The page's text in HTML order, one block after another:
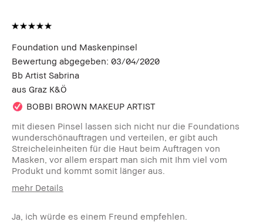
Foundation und Maskenpinsel
Bewertung abgegeben: 03/04/2020
Bb Artist Sabrina
aus Graz K&Ö
BOBBI BROWN MAKEUP ARTIST
mit diesen Pinsel lassen sich nicht nur die Foundations
wunderschönauftragen und verteilen, er gibt auch
Streicheleinheiten für die Haut beim Auftragen von
Masken, vor allem erspart man sich mit Ihm viel vom
Produkt und kommt somit länger aus.
mehr Details
Hauttyp:
Mischhaut
Ja, ich würde es einem Freund empfehlen.